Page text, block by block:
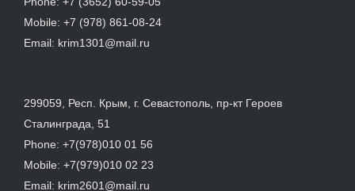
Mobile: +7 (978) 861-08-24
Email: krim1301@mail.ru
299059, Респ. Крым, г. Севастополь, пр-кт Героев
Сталинграда, 51
Phone: +7(978)010 01 56
Mobile: +7(979)010 02 23
Email: krim2601@mail.ru